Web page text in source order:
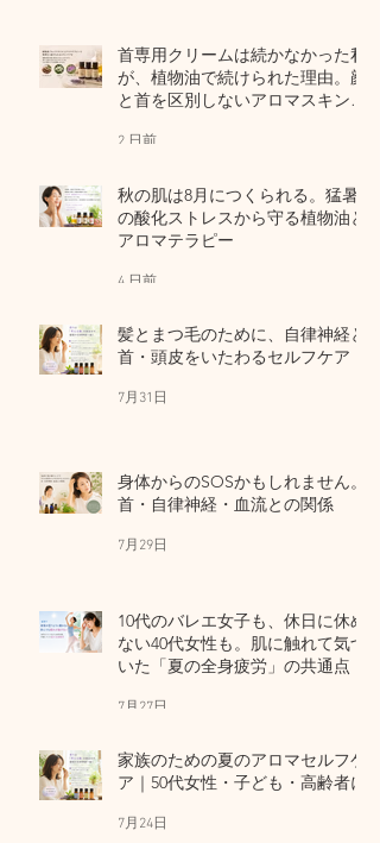
首専用クリームは続かなかった私
が、植物油で続けられた理由。顔
と首を区別しないアロマスキンケ
2 日前
秋の肌は8月につくられる。猛暑
の酸化ストレスから守る植物油と
アロマテラピー
4 日前
髪とまつ毛のために、自律神経と
首・頭皮をいたわるセルフケア
7月31日
身体からのSOSかもしれません。
首・自律神経・血流との関係
7月29日
10代のバレエ女子も、休日に休め
ない40代女性も。肌に触れて気づ
いた「夏の全身疲労」の共通点
7月27日
家族のための夏のアロマセルフケ
ア｜50代女性・子ども・高齢者に
7月24日